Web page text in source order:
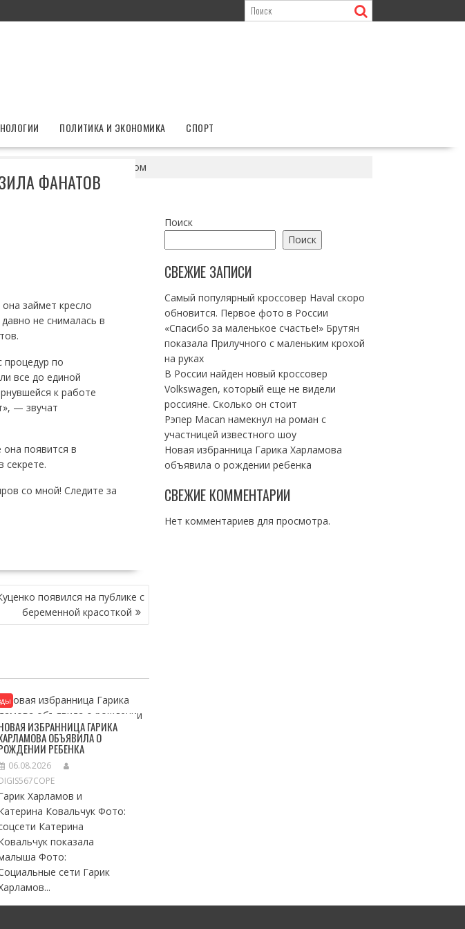
ПОЛИТИКА И ЭКОНОМИКА СПОРТ
фанатов своим видом
ФАНАТОВ
займет кресло
не снималась в
по
все до единой
к работе
— звучат
появится в
секрете.
со мной! Следите за
появился на публике с
беременной красоткой
ИЗБРАННИЦА ГАРИКА
ОБЪЯВИЛА О
РЕБЕНКА
06.08.2026
Харламов и
Ковальчук Фото:
Катерина
показала
Фото:
сети Гарик
Поиск
Поиск
СВЕЖИЕ ЗАПИСИ
Самый популярный кроссовер Haval скоро
обновится. Первое фото в России
«Спасибо за маленькое счастье!» Брутян
показала Прилучного с маленьким крохой
на руках
В России найден новый кроссовер
Volkswagen, который еще не видели
россияне. Сколько он стоит
Рэпер Macan намекнул на роман с
участницей известного шоу
Новая избранница Гарика Харламова
объявила о рождении ребенка
СВЕЖИЕ КОММЕНТАРИИ
Нет комментариев для просмотра.